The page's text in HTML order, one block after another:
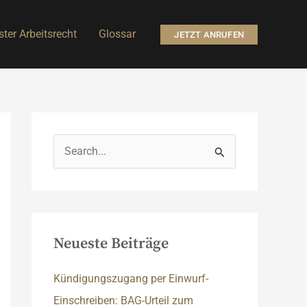
Arbeitsrecht Glossar JETZT ANRUFEN
u
n
a
Neueste Beiträge
Kündigungszugang per Einwurf-
Einschreiben: BAG-Urteil zum